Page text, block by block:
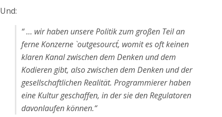
Und:
“ … wir haben unsere Politik zum großen Teil an
ferne Konzerne `outgesourct´, womit es oft keinen
klaren Kanal zwischen dem Denken und dem
Kodieren gibt, also zwischen dem Denken und der
gesellschaftlichen Realität. Programmierer haben
eine Kultur geschaffen, in der sie den Regulatoren
davonlaufen können.“